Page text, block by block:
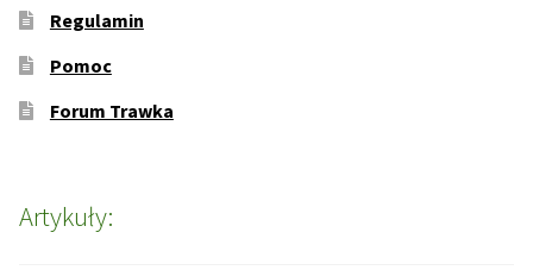
Regulamin
Pomoc
Forum Trawka
Artykuły: